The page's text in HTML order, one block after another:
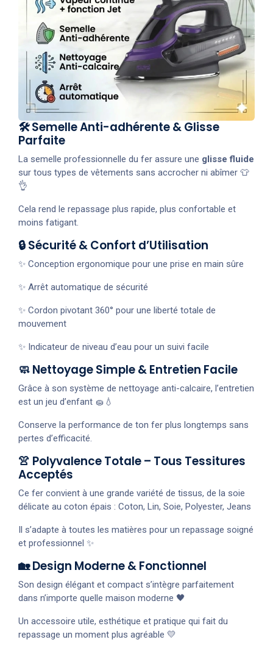
🛠️ Semelle Anti-adhérente & Glisse
Parfaite
La semelle professionnelle du fer assure une glisse fluide
sur tous types de vêtements sans accrocher ni abîmer 👕
👌
Cela rend le repassage plus rapide, plus confortable et
moins fatigant.
🔒 Sécurité & Confort d’Utilisation
✨ Conception ergonomique pour une prise en main sûre
✨ Arrêt automatique de sécurité
✨ Cordon pivotant 360° pour une liberté totale de
mouvement
✨ Indicateur de niveau d’eau pour un suivi facile
🧼 Nettoyage Simple & Entretien Facile
Grâce à son système de nettoyage anti-calcaire, l’entretien
est un jeu d’enfant 🧽💧
Conserve la performance de ton fer plus longtemps sans
pertes d’efficacité.
👚 Polyvalence Totale – Tous Tessitures
Acceptés
Ce fer convient à une grande variété de tissus, de la soie
délicate au coton épais : Coton, Lin, Soie, Polyester, Jeans
Il s’adapte à toutes les matières pour un repassage soigné
et professionnel ✨
🏡 Design Moderne & Fonctionnel
Son design élégant et compact s’intègre parfaitement
dans n’importe quelle maison moderne 🖤
Un accessoire utile, esthétique et pratique qui fait du
repassage un moment plus agréable 💛